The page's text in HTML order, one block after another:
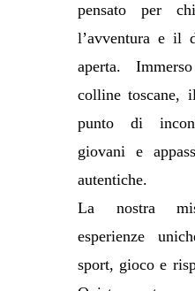
pensato per
l’avventura e il
aperta.
colline toscane,
punto di
giovani e
autentiche.
La nostra
esperienze
sport, gioco e